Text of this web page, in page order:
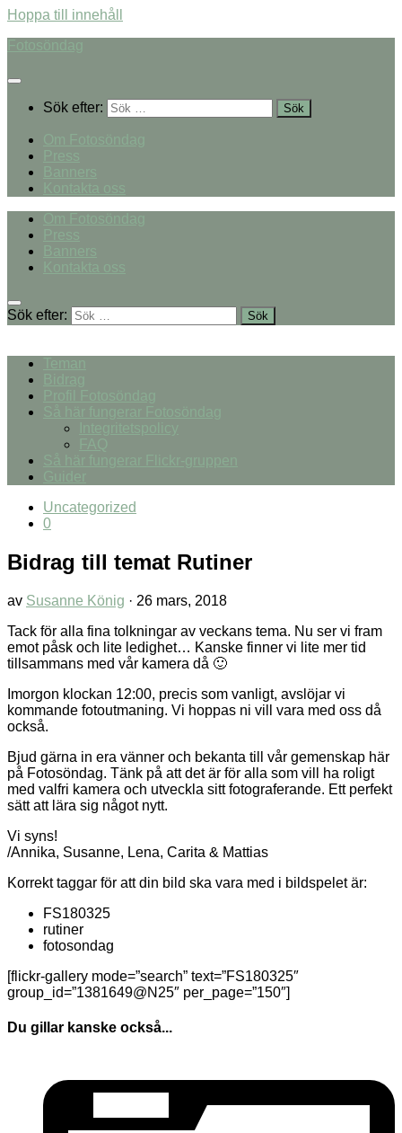
Hoppa till innehåll
Fotosöndag
Sök efter:
Om Fotosöndag
Press
Banners
Kontakta oss
Om Fotosöndag
Press
Banners
Kontakta oss
Sök efter:
Teman
Bidrag
Profil Fotosöndag
Så här fungerar Fotosöndag
Integritetspolicy
FAQ
Så här fungerar Flickr-gruppen
Guider
Uncategorized
0
Bidrag till temat Rutiner
av Susanne König · 26 mars, 2018
Tack för alla fina tolkningar av veckans tema. Nu ser vi fram
emot påsk och lite ledighet… Kanske finner vi lite mer tid
tillsammans med vår kamera då 🙂
Imorgon klockan 12:00, precis som vanligt, avslöjar vi
kommande fotoutmaning. Vi hoppas ni vill vara med oss då
också.
Bjud gärna in era vänner och bekanta till vår gemenskap här
på Fotosöndag. Tänk på att det är för alla som vill ha roligt
med valfri kamera och utveckla sitt fotograferande. Ett perfekt
sätt att lära sig något nytt.
Vi syns!
/Annika, Susanne, Lena, Carita & Mattias
Korrekt taggar för att din bild ska vara med i bildspelet är:
FS180325
rutiner
fotosondag
[flickr-gallery mode=”search” text=”FS180325″
group_id=”1381649@N25″ per_page=”150″]
Du gillar kanske också...